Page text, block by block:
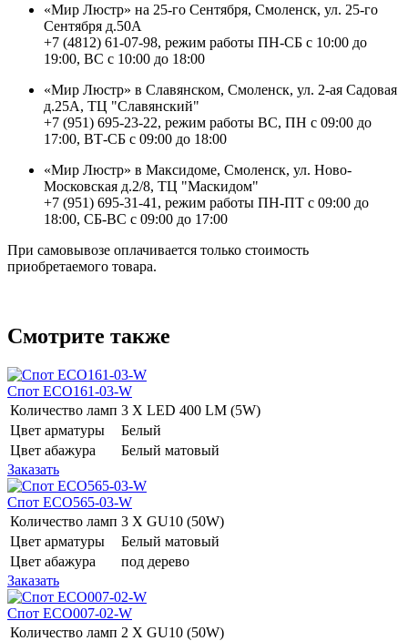
«Мир Люстр» на 25-го Сентября, Смоленск, ул. 25-го
Сентября д.50А
+7 (4812) 61-07-98, режим работы ПН-СБ с 10:00 до
19:00, ВС с 10:00 до 18:00
«Мир Люстр» в Славянском, Смоленск, ул. 2-ая Садовая
д.25А, ТЦ "Славянский"
+7 (951) 695-23-22, режим работы ВС, ПН с 09:00 до
17:00, ВТ-СБ с 09:00 до 18:00
«Мир Люстр» в Максидоме, Смоленск, ул. Ново-
Московская д.2/8, ТЦ "Маскидом"
+7 (951) 695-31-41, режим работы ПН-ПТ с 09:00 до
18:00, СБ-ВС с 09:00 до 17:00
При самовывозе оплачивается только стоимость
приобретаемого товара.
Смотрите также
Спот ECO161-03-W
Количество ламп 3 Х LED 400 LM (5W)
Цвет арматуры
Белый
Цвет абажура
Белый матовый
Заказать
Спот ECO565-03-W
Количество ламп 3 Х GU10 (50W)
Цвет арматуры
Белый матовый
Цвет абажура
под дерево
Заказать
Спот ECO007-02-W
Количество ламп 2 Х GU10 (50W)